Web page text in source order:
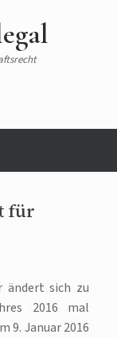
für
ändert sich zu
2016 mal
9. Januar 2016